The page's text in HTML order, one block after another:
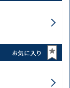
お気に入り